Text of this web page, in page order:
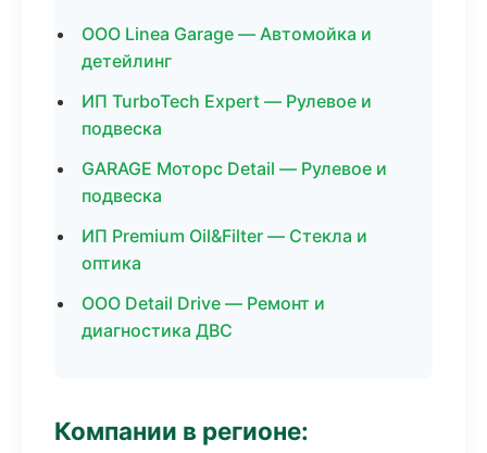
ООО Linea Garage — Автомойка и
детейлинг
ИП TurboTech Expert — Рулевое и
подвеска
GARAGE Моторс Detail — Рулевое и
подвеска
ИП Premium Oil&Filter — Стекла и
оптика
ООО Detail Drive — Ремонт и
диагностика ДВС
Компании в регионе: